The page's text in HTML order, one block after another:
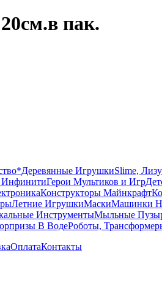
пак.
*Деревянные ИгрушкиSlime,
ИнфинитиГерои Мультиков и Игр
Конструкторы Майнкрафт
Летние ИгрушкиМаскиМашинки
ИнструментыМыльные
В ВодеРоботы,
ОплатаКонтакты